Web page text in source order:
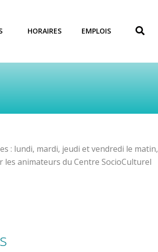
HORAIRES EMPLOIS
: lundi, mardi, jeudi et vendredi le
animateurs du Centre SocioCulturel